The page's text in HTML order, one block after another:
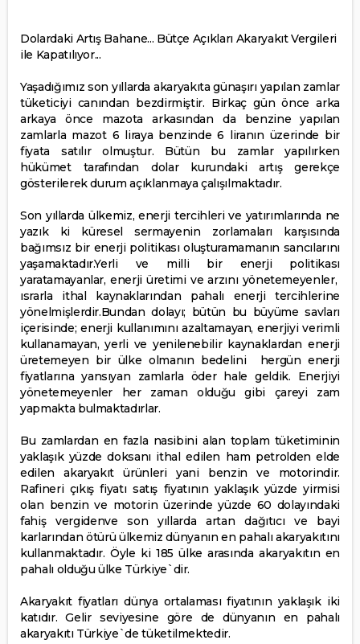
Dolardaki Artış Bahane... Bütçe Açıkları Akaryakıt Vergileri
ile Kapatılıyor...
Yaşadığımız son yıllarda akaryakıta günaşırı yapılan zamlar
tüketiciyi canından bezdirmiştir. Birkaç gün önce arka
arkaya önce mazota arkasından da benzine yapılan
zamlarla mazot 6 liraya benzinde 6 liranın üzerinde bir
fiyata satılır olmuştur. Bütün bu zamlar yapılırken
hükümet tarafından dolar kurundaki artış gerekçe
gösterilerek durum açıklanmaya çalışılmaktadır.
Son yıllarda ülkemiz, enerji tercihleri ve yatırımlarında ne
yazık ki küresel sermayenin zorlamaları karşısında
bağımsız bir enerji politikası oluşturamamanın sancılarını
yaşamaktadır.Yerli ve milli bir enerji politikası
yaratamayanlar, enerji üretimi ve arzını yönetemeyenler,
ısrarla ithal kaynaklarından pahalı enerji tercihlerine
yönelmişlerdir.Bundan dolayı; bütün bu büyüme savları
içerisinde; enerji kullanımını azaltamayan, enerjiyi verimli
kullanamayan, yerli ve yenilenebilir kaynaklardan enerji
üretemeyen bir ülke olmanın bedelini hergün enerji
fiyatlarına yansıyan zamlarla öder hale geldik. Enerjiyi
yönetemeyenler her zaman olduğu gibi çareyi zam
yapmakta bulmaktadırlar.
Bu zamlardan en fazla nasibini alan toplam tüketiminin
yaklaşık yüzde doksanı ithal edilen ham petrolden elde
edilen akaryakıt ürünleri yani benzin ve motorindir.
Rafineri çıkış fiyatı satış fiyatının yaklaşık yüzde yirmisi
olan benzin ve motorin üzerinde yüzde 60 dolayındaki
fahiş vergidenve son yıllarda artan dağıtıcı ve bayi
karlarından ötürü ülkemiz dünyanın en pahalı akaryakıtını
kullanmaktadır. Öyle ki 185 ülke arasında akaryakıtın en
pahalı olduğu ülke Türkiye`dir.
Akaryakıt fiyatları dünya ortalaması fiyatının yaklaşık iki
katıdır. Gelir seviyesine göre de dünyanın en pahalı
akaryakıtı Türkiye`de tüketilmektedir.